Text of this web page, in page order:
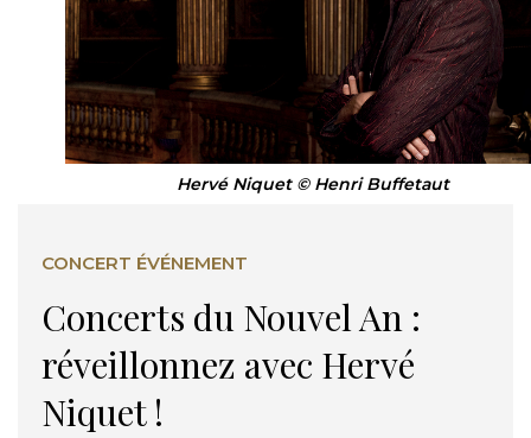
Hervé Niquet © Henri Buffetaut
Concerts du Nouvel An :
réveillonnez avec Hervé
Niquet !
CONCERT ÉVÉNEMENT